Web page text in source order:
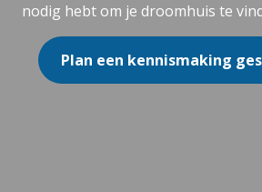
nodig hebt om je droomhuis te
Plan een kennismaking